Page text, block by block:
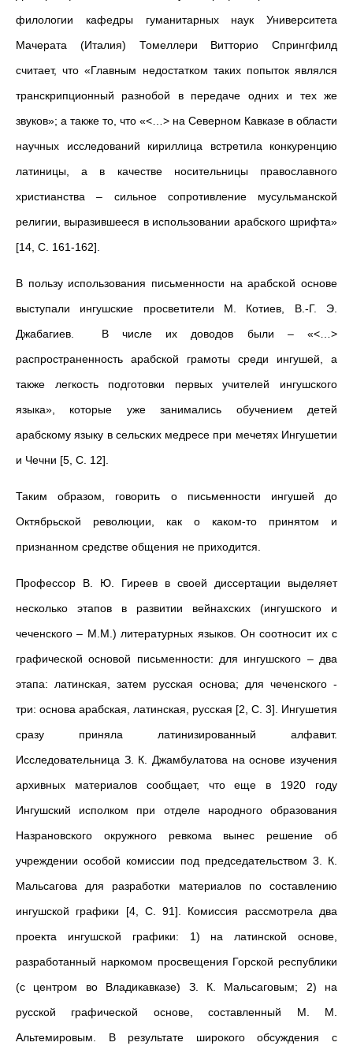
филологии кафедры гуманитарных наук Университета
Мачерата (Италия) Томеллери Витторио Спрингфилд
считает, что «Главным недостатком таких попыток являлся
транскрипционный разнобой в передаче одних и тех же
звуков»; а также то, что «<…> на Северном Кавказе в области
научных исследований кириллица встретила конкуренцию
латиницы, а в качестве носительницы православного
христианства – сильное сопротивление мусульманской
религии, выразившееся в использовании арабского шрифта»
[14, С. 161-162].
В пользу использования письменности на арабской основе
выступали ингушские просветители М. Котиев, В.-Г. Э.
Джабагиев. В числе их доводов были – «<…>
распространенность арабской грамоты среди ингушей, а
также легкость подготовки первых учителей ингушского
языка», которые уже занимались обучением детей
арабскому языку в сельских медресе при мечетях Ингушетии
и Чечни [5, С. 12].
Таким образом, говорить о письменности ингушей до
Октябрьской революции, как о каком-то принятом и
признанном средстве общения не приходится.
Профессор В. Ю. Гиреев в своей диссертации выде­ляет
несколько этапов в развитии вейнахских (ингушского и
чеченского – М.М.) литературных языков. Он соотносит их с
графической основой письменно­сти: для ингушского – два
этапа: латинская, затем русская основа; для чеченского -
три: основа арабская, латинская, русская [2, С. 3]. Ингушетия
сразу приняла латинизированный алфавит.
Исследовательница З. К. Джамбулатова на основе изучения
архивных материалов сообщает, что еще в 1920 году
Ингушский исполком при отделе народного образования
Назрановского окружного ревкома вынес решение об
учреждении особой комиссии под председательством 3. К.
Мальсагова для разработки материалов по составлению
ингушской графики [4, С. 91]. Комиссия рассмотрела два
проекта ингушской графики: 1) на латинской основе,
разработанный наркомом просвещения Горской республики
(с центром во Владикавказе) З. К. Мальсаговым; 2) на
русской графи­ческой основе, составленный М. М.
Альтемировым. В результате широкого обсуждения с